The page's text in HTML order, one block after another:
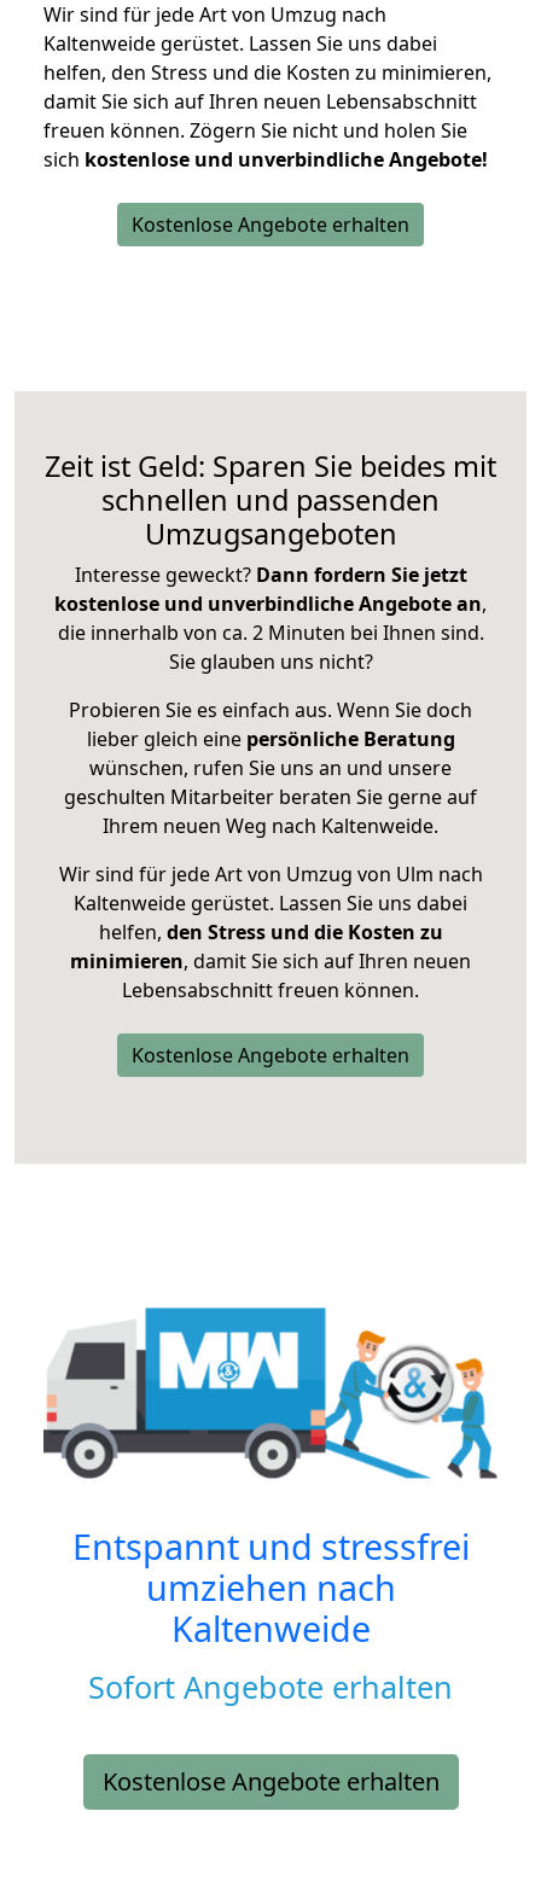
Wir sind für jede Art von Umzug nach
Kaltenweide gerüstet. Lassen Sie uns dabei
helfen, den Stress und die Kosten zu minimieren,
damit Sie sich auf Ihren neuen Lebensabschnitt
freuen können. Zögern Sie nicht und holen Sie
sich kostenlose und unverbindliche Angebote!
Kostenlose Angebote erhalten
Zeit ist Geld: Sparen Sie beides mit
schnellen und passenden
Umzugsangeboten
Interesse geweckt? Dann fordern Sie jetzt
kostenlose und unverbindliche Angebote an,
die innerhalb von ca. 2 Minuten bei Ihnen sind.
Sie glauben uns nicht?
Probieren Sie es einfach aus. Wenn Sie doch
lieber gleich eine persönliche Beratung
wünschen, rufen Sie uns an und unsere
geschulten Mitarbeiter beraten Sie gerne auf
Ihrem neuen Weg nach Kaltenweide.
Wir sind für jede Art von Umzug von Ulm nach
Kaltenweide gerüstet. Lassen Sie uns dabei
helfen, den Stress und die Kosten zu
minimieren, damit Sie sich auf Ihren neuen
Lebensabschnitt freuen können.
Kostenlose Angebote erhalten
Entspannt und stressfrei
umziehen nach
Kaltenweide
Sofort Angebote erhalten
Kostenlose Angebote erhalten